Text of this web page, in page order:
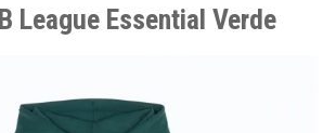
League Essential Verde